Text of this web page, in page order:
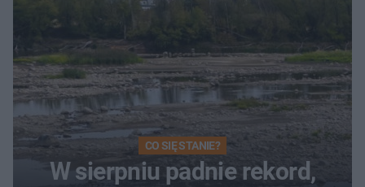
CO SIĘ STANIE?
W sierpniu padnie rekord,